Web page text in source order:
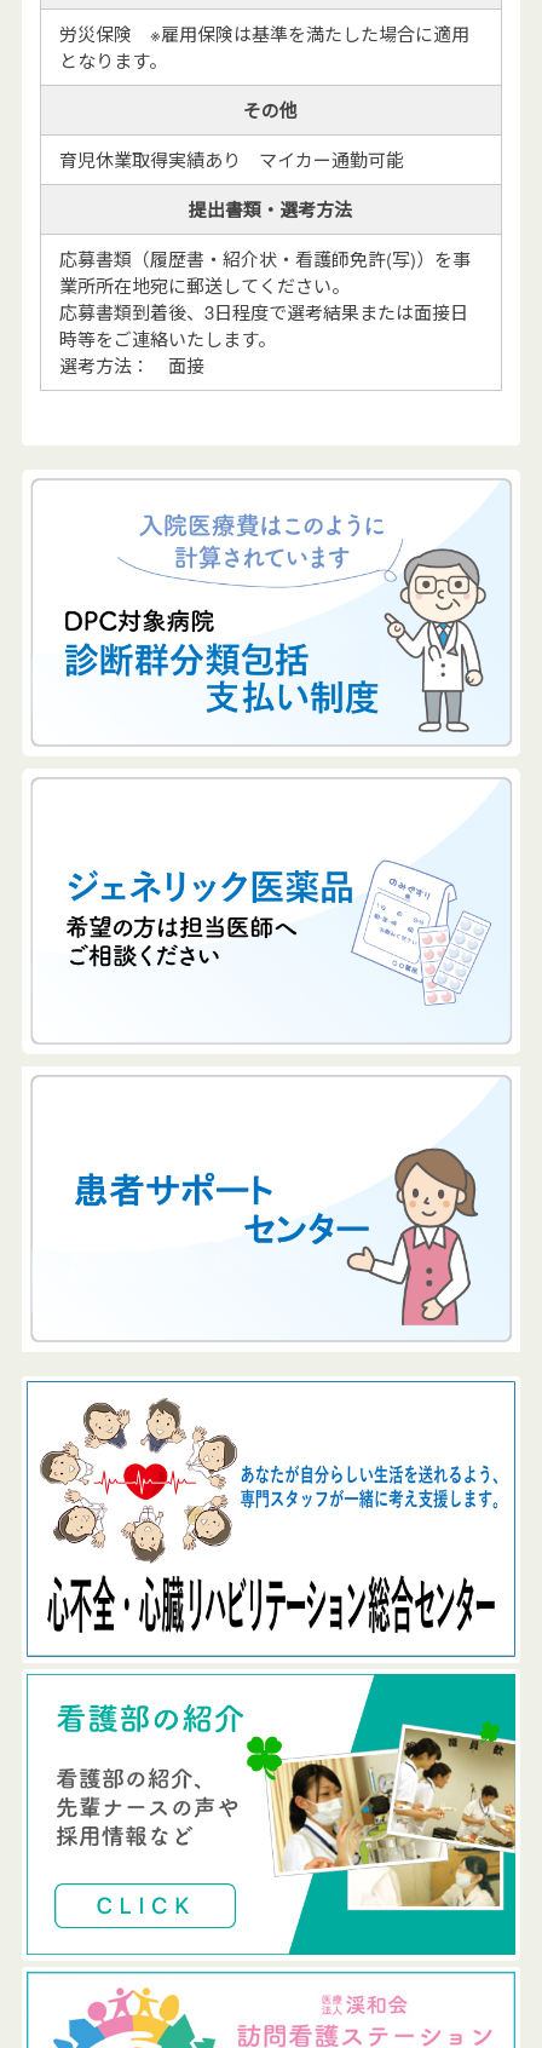
労災保険 ※雇用保険は基準を満たした場合に適用
となります。
その他
育児休業取得実績あり マイカー通勤可能
提出書類・選考方法
応募書類（履歴書・紹介状・看護師免許(写)）を事
業所所在地宛に郵送してください。
応募書類到着後、3日程度で選考結果または面接日
時等をご連絡いたします。
選考方法： 面接